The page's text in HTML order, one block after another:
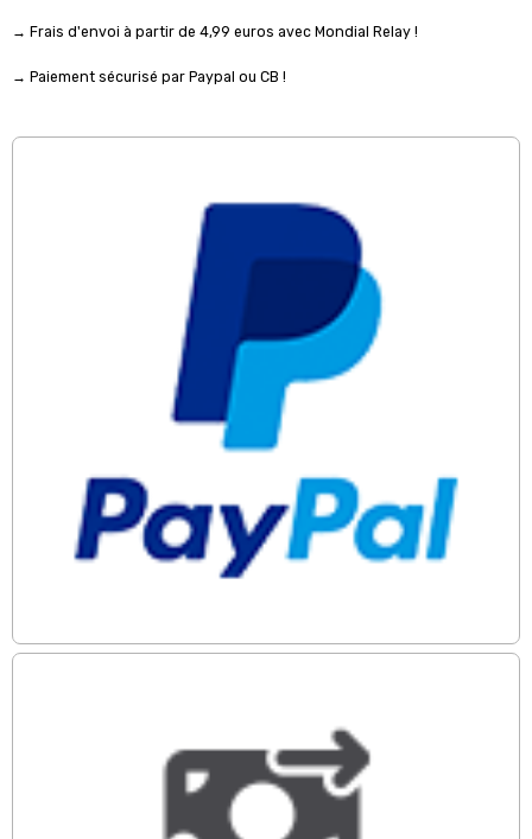
→ Frais d'envoi à partir de 4,99 euros avec Mondial Relay !
→ Paiement sécurisé par Paypal ou CB !